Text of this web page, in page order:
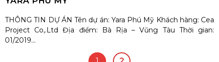
THÔNG TIN DỰ ÁN Tên dự án: Yara Phú Mỹ Khách hàng: Cea
Project Co,.Ltd Địa điểm: Bà Rịa – Vũng Tàu Thời gian:
01/2019...